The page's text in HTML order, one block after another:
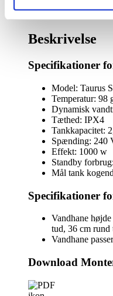
kogende
vand
inkl.
kalkfilter
krom
med
rund
antal
Beskrivelse
Beskrivelse
Specifikationer
Model: Taurus
Temperatur: 98
Dynamisk
Tæthed: IPX4
Tankkapacitet:
Spænding: 240
Effekt: 1000 w
Standby
Mål tank
Specifikationer
Vandhane
tud, 36 cm rund
Vandhane
Download